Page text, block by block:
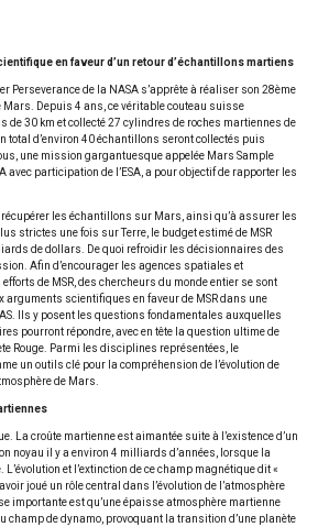
en faveur d’un retour d’échantillons martiens
Perseverance de la NASA s’apprête à réaliser son 28ème
Depuis 4 ans, ce véritable couteau suisse
de 30 km et collecté 27 cylindres de roches martiennes de
total d’environ 40 échantillons seront collectés puis
une mission gargantuesque appelée Mars Sample
avec participation de l’ESA, a pour objectif de rapporter les
récupérer les échantillons sur Mars, ainsi qu’à assurer les
strictes une fois sur Terre, le budget estimé de MSR
de dollars. De quoi refroidir les décisionnaires des
Afin d’encourager les agences spatiales et
de MSR, des chercheurs du monde entier se sont
arguments scientifiques en faveur de MSR dans une
Ils y posent les questions fondamentales auxquelles
pourront répondre, avec en tête la question ultime de
Rouge. Parmi les disciplines représentées, le
un outils clé pour la compréhension de l’évolution de
de Mars.
La croûte martienne est aimantée suite à l’existence d’un
noyau il y a environ 4 milliards d’années, lorsque la
et l’extinction de ce champ magnétique dit «
joué un rôle central dans l’évolution de l’atmosphère
importante est qu’une épaisse atmosphère martienne
de dynamo, provoquant la transition d’une planète